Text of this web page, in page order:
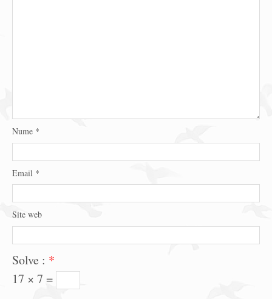
Nume *
Email *
Site web
Solve : *
17 × 7 =